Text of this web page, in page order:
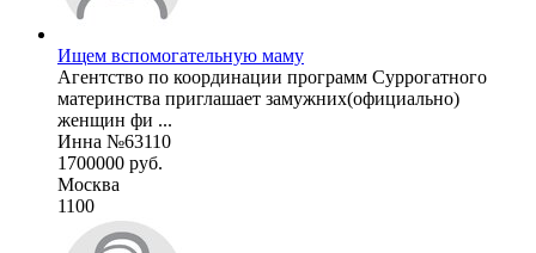
Ищем вспомогательную маму
Агентство по координации программ Суррогатного
материнства приглашает замужних(официально)
женщин фи ...
Инна №63110
1700000 руб.
Москва
1100